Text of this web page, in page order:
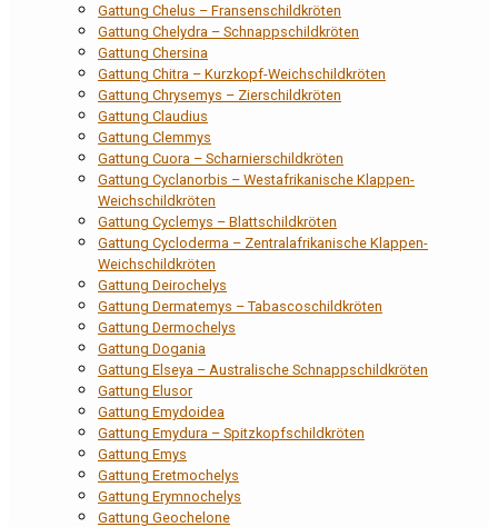
Gattung Chelus – Fransenschildkröten
Gattung Chelydra – Schnappschildkröten
Gattung Chersina
Gattung Chitra – Kurzkopf-Weichschildkröten
Gattung Chrysemys – Zierschildkröten
Gattung Claudius
Gattung Clemmys
Gattung Cuora – Scharnierschildkröten
Gattung Cyclanorbis – Westafrikanische Klappen-
Weichschildkröten
Gattung Cyclemys – Blattschildkröten
Gattung Cycloderma – Zentralafrikanische Klappen-
Weichschildkröten
Gattung Deirochelys
Gattung Dermatemys – Tabascoschildkröten
Gattung Dermochelys
Gattung Dogania
Gattung Elseya – Australische Schnappschildkröten
Gattung Elusor
Gattung Emydoidea
Gattung Emydura – Spitzkopfschildkröten
Gattung Emys
Gattung Eretmochelys
Gattung Erymnochelys
Gattung Geochelone